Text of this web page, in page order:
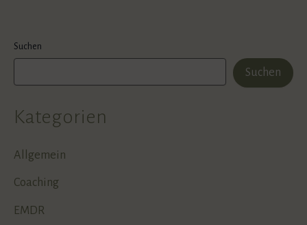
Suchen
Suchen
Kategorien
Allgemein
Coaching
EMDR